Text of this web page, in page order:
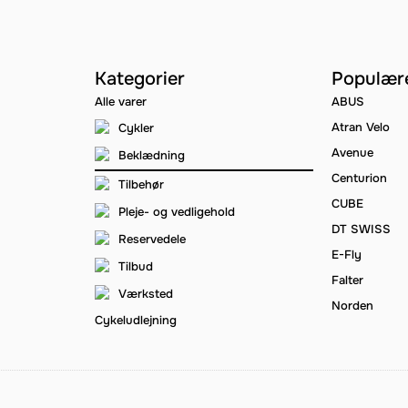
Kategorier
Alle varer
Cykler
Beklædning
Tilbehør
Pleje- og vedligehold
Reservedele
Tilbud
Værksted
Cykeludlejning
ABUS
Atran Velo
Avenue
Centurion
CUBE
DT SWISS
E-Fly
Falter
Norden